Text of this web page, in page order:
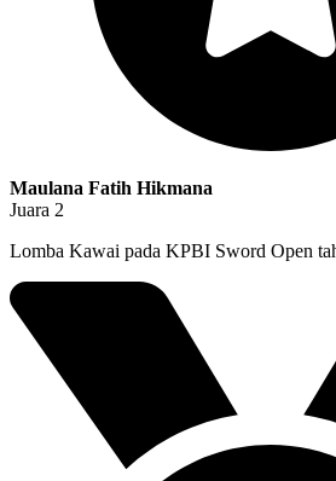
Maulana Fatih Hikmana
Juara 2
Lomba Kawai pada KPBI Sword Open